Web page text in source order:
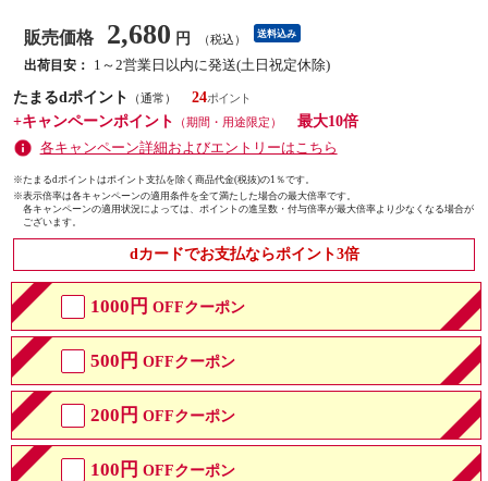
販売価格 2,680 円 （税込） 送料込み
出荷目安：
1～2営業日以内に発送(土日祝定休除)
たまるdポイント
（通常）
24
+キャンペーンポイント
（期間・用途限定）
最大10倍
各キャンペーン詳細およびエントリーはこちら
※たまるdポイントはポイント支払を除く商品代金(税抜)の1％です。
※表示倍率は各キャンペーンの適用条件を全て満たした場合の最大倍率です。
各キャンペーンの適用状況によっては、ポイントの進呈数・付与倍率が最大倍率より少なくなる場合が
ございます。
dカードでお支払ならポイント3倍
1000円 OFFクーポン
500円 OFFクーポン
200円 OFFクーポン
100円 OFFクーポン